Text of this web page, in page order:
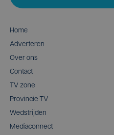
Home
Adverteren
Over ons
Contact
TV zone
Provincie TV
Wedstrijden
Mediaconnect